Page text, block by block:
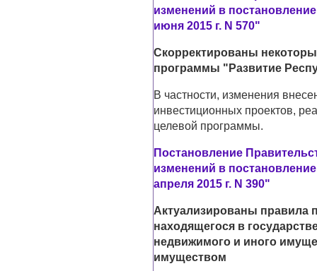
изменений в
июня 2015 г. N 570"
Скорректированы
программы "Развитие
В частности, изменения
инвестиционных проектов,
целевой программы.
Постановление
изменений в
апреля 2015 г. N 390"
Актуализированы правила
находящегося в
недвижимого и иного
имуществом